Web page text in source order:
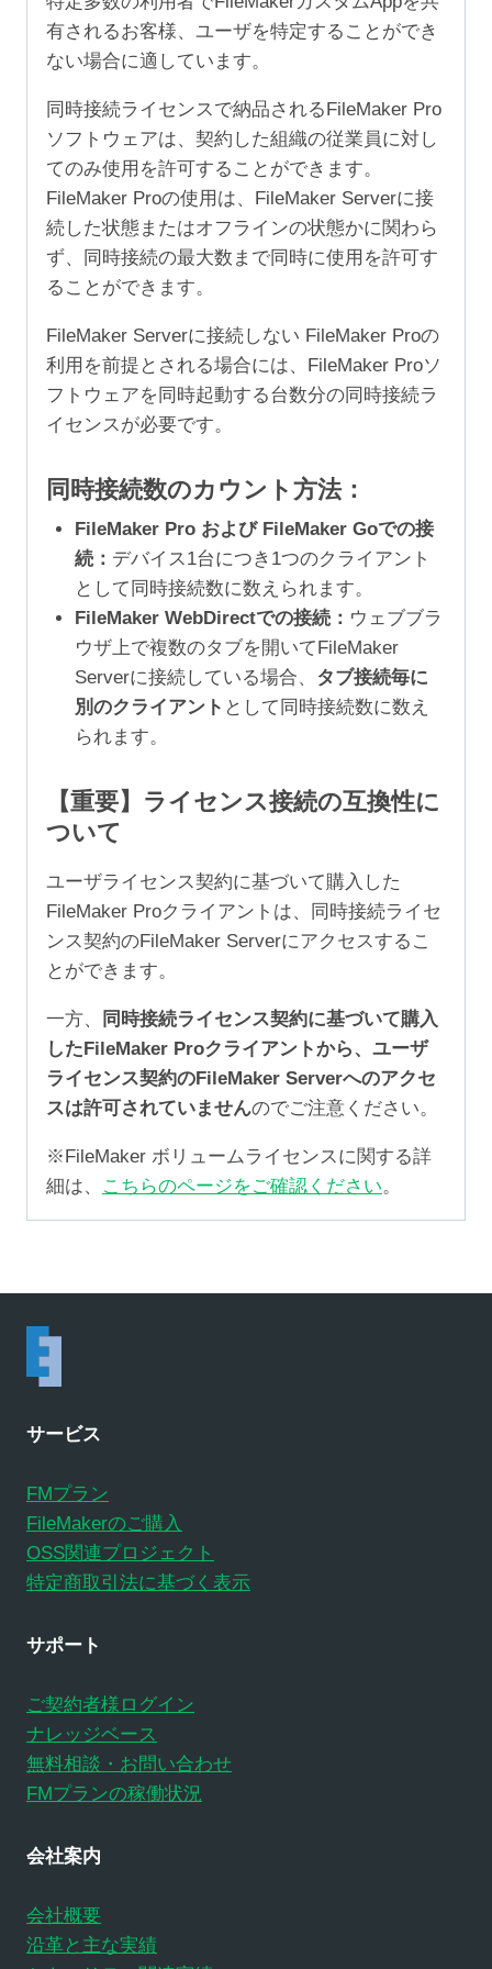
有されるお客様、ユーザを特定することができ
ない場合に適しています。
同時接続ライセンスで納品されるFileMaker Pro
ソフトウェアは、契約した組織の従業員に対し
てのみ使用を許可することができます。
FileMaker Proの使用は、FileMaker Serverに接
続した状態またはオフラインの状態かに関わら
ず、同時接続の最大数まで同時に使用を許可す
ることができます。
FileMaker Serverに接続しない FileMaker Proの
利用を前提とされる場合には、FileMaker Proソ
フトウェアを同時起動する台数分の同時接続ラ
イセンスが必要です。
同時接続数のカウント方法：
FileMaker Pro および FileMaker Goでの接
続： デバイス1台につき1つのクライアント
として同時接続数に数えられます。
FileMaker WebDirectでの接続： ウェブブラ
ウザ上で複数のタブを開いてFileMaker
Serverに接続している場合、 タブ接続毎に
別のクライアント として同時接続数に数え
られます。
【重要】ライセンス接続の互換性に
ついて
ユーザライセンス契約に基づいて購入した
FileMaker Proクライアントは、同時接続ライセ
ンス契約のFileMaker Serverにアクセスするこ
とができます。
一方、
同時接続ライセンス契約に基づいて購入
したFileMaker Proクライアントから、ユーザ
ライセンス契約のFileMaker Serverへのアクセ
スは許可されていませんのでご注意ください。
※FileMaker ボリュームライセンスに関する詳
細は、
こちらのページをご確認ください。
サービス
FMプラン
FileMakerのご購入
OSS関連プロジェクト
特定商取引法に基づく表示
サポート
ご契約者様ログイン
ナレッジベース
無料相談・お問い合わせ
FMプランの稼働状況
会社案内
会社概要
沿革と主な実績